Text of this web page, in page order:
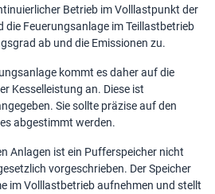
Betrieb im Volllastpunkt der
die Feuerungsanlage im Teillastbetrieb
ab und die Emissionen zu.
kommt es daher auf die
Kesselleistung an. Diese ist
Sie sollte präzise auf den
abgestimmt werden.
Anlagen ist ein Pufferspeicher nicht
vorgeschrieben. Der Speicher
im Volllastbetrieb aufnehmen und stellt